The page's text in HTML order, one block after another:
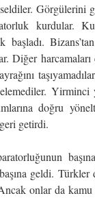
Görgülerini
kurdular.
başladı.
Diğer
Yirminci
doğru
geri getirdi.
geldi.
onlar da kamu